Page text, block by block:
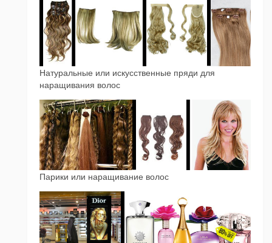
Натуральные или искусственные пряди для
наращивания волос
Парики или наращивание волос